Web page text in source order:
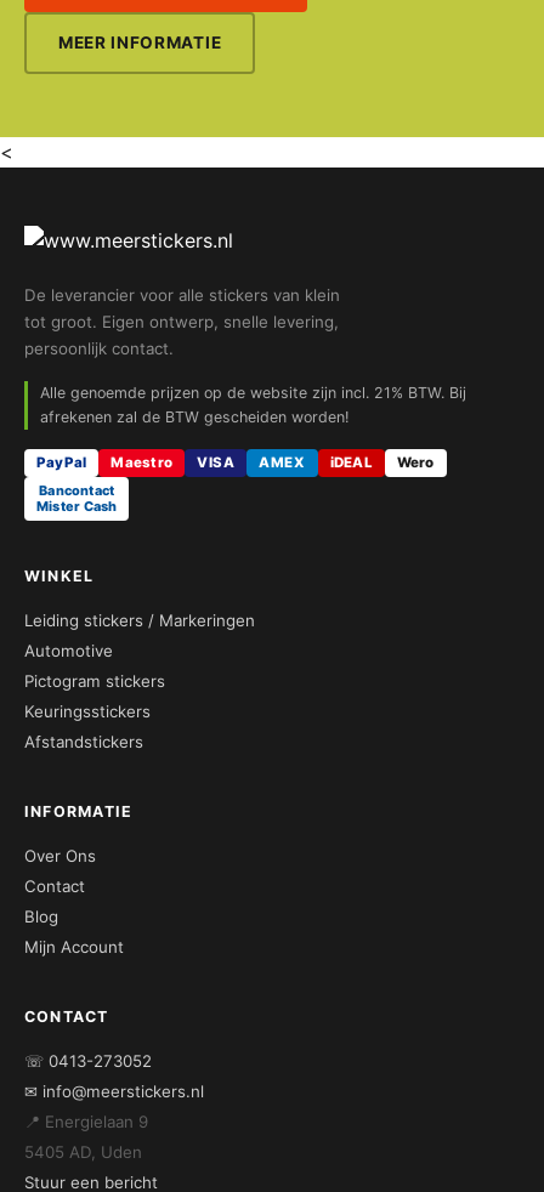
MEER INFORMATIE
<
De leverancier voor alle stickers van klein
tot groot. Eigen ontwerp, snelle levering,
persoonlijk contact.
Alle genoemde prijzen op de website zijn incl. 21% BTW. Bij
afrekenen zal de BTW gescheiden worden!
PayPal Maestro VISA AMEX iDEAL
Wero
Bancontact
Mister Cash
WINKEL
Leiding stickers / Markeringen
Automotive
Pictogram stickers
Keuringsstickers
Afstandstickers
INFORMATIE
Over Ons
Contact
Blog
Mijn Account
CONTACT
☏ 0413-273052
✉ info@meerstickers.nl
📍 Energielaan 9
5405 AD, Uden
Stuur een bericht